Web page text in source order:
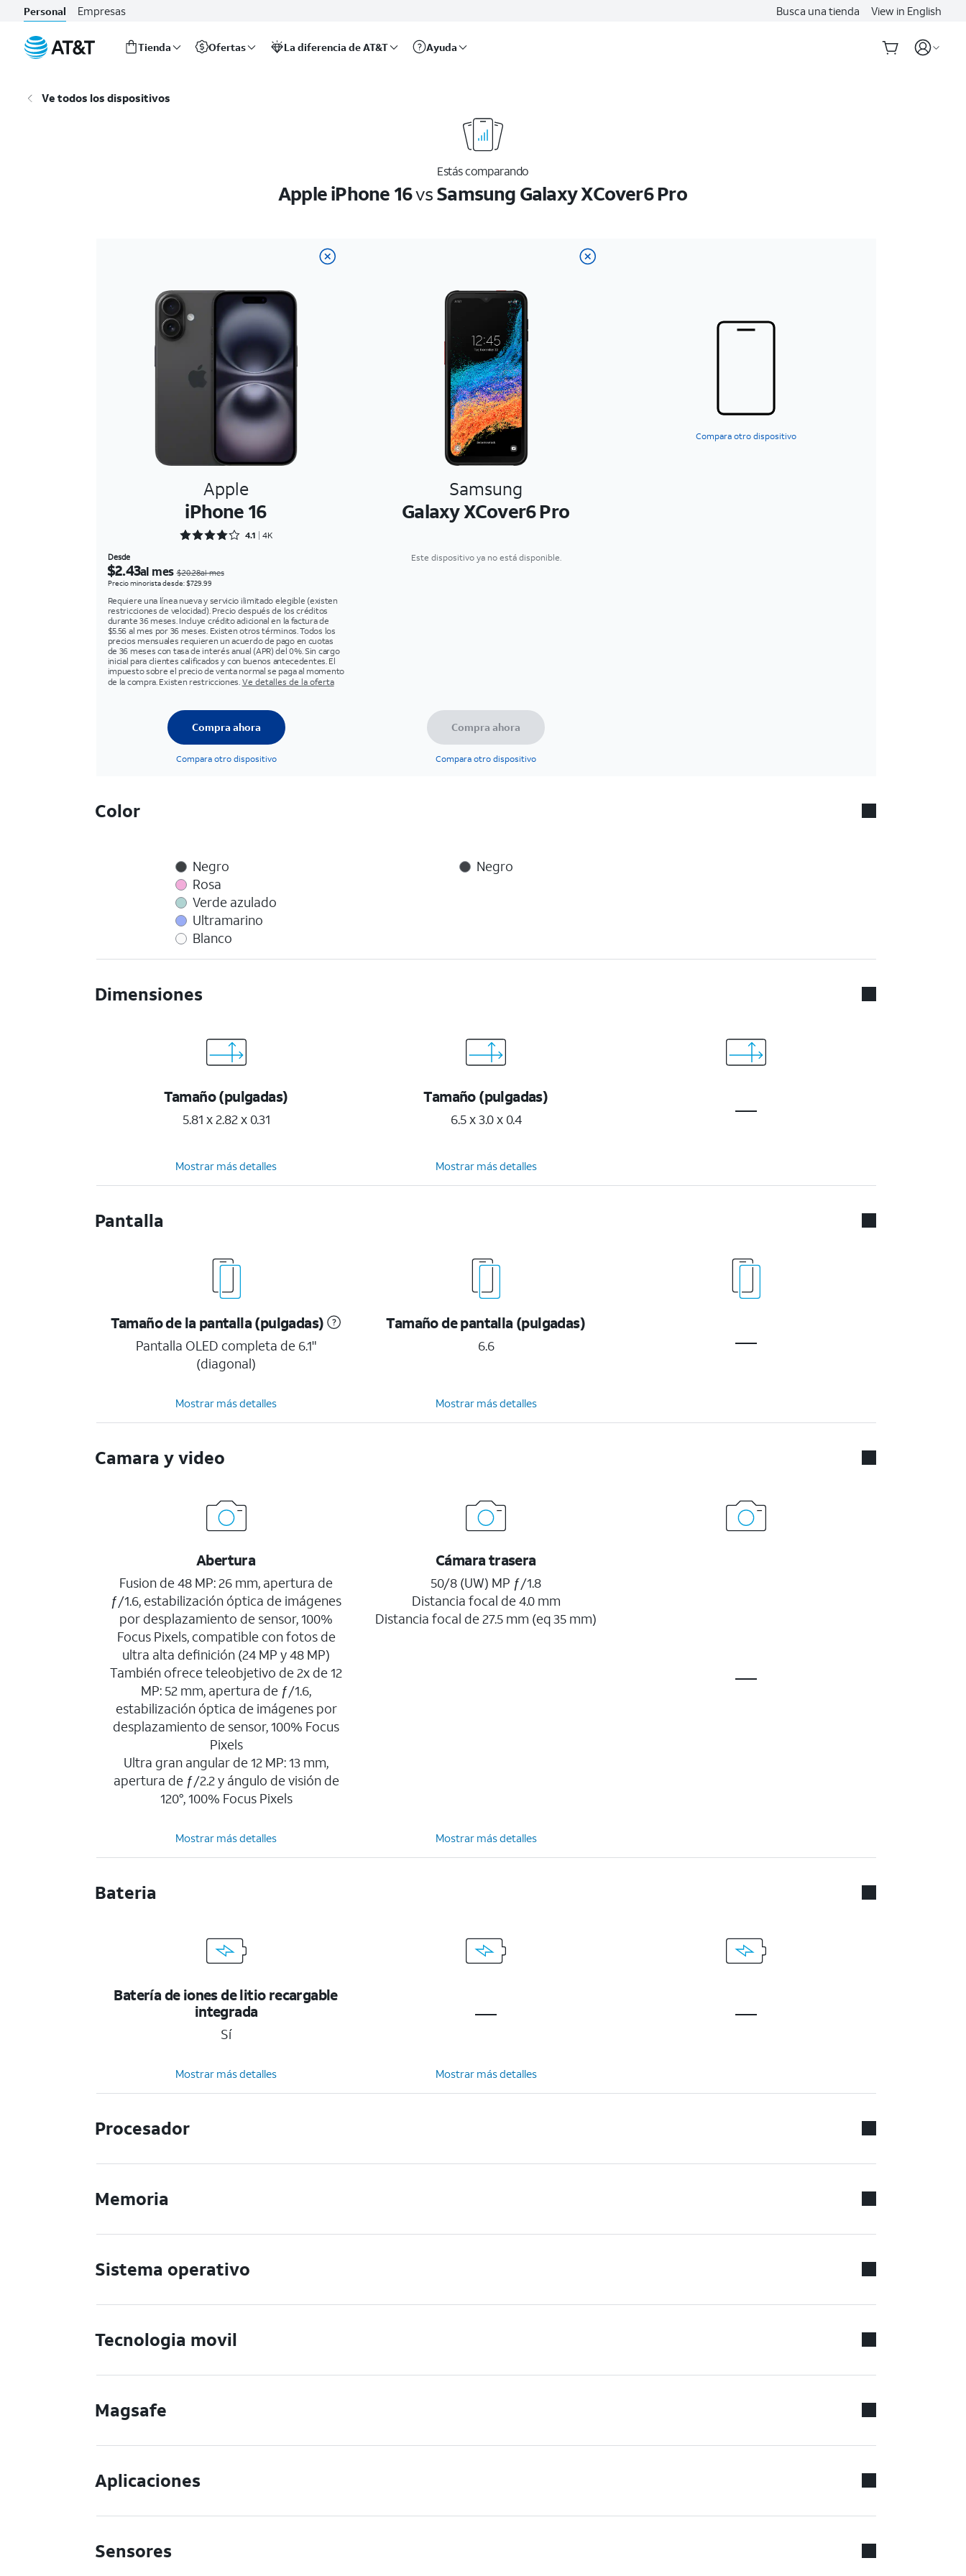
Personal Empresas Busca una tienda View in English
Tienda Ofertas La diferencia de AT&T Ayuda
Ve todos los dispositivos
Estás comparando
Apple iPhone 16vsSamsung Galaxy XCover6 Pro
Compara otro dispositivo
Apple
iPhone 16
Samsung
Galaxy XCover6 Pro
Rated 4.1642 out of 5
4.1 4K
Desde
$2.43al mes$20.28al mes
Precio minorista desde: $729.99
Requiere una línea nueva y servicio ilimitado elegible (existen
restricciones de velocidad). Precio después de los créditos
durante 36 meses. Incluye crédito adicional en la factura de
$5.56 al mes por 36 meses. Existen otros términos. Todos los
precios mensuales requieren un acuerdo de pago en cuotas
de 36 meses con tasa de interés anual (APR) del 0%. Sin cargo
inicial para clientes calificados y con buenos antecedentes. El
impuesto sobre el precio de venta normal se paga al momento
de la compra. Existen restricciones. Ve detalles de la oferta
Este dispositivo ya no está disponible.
Compra ahora
Compara otro dispositivo
Compra ahora
Compara otro dispositivo
Color
Negro
Rosa
Verde azulado
Ultramarino
Blanco
Negro
Dimensiones
Tamaño (pulgadas)
5.81 x 2.82 x 0.31
Tamaño (pulgadas)
6.5 x 3.0 x 0.4
Mostrar más detalles Mostrar más detalles
Pantalla
Tamaño de la pantalla (pulgadas)
Pantalla OLED completa de 6.1"
(diagonal)
Tamaño de pantalla (pulgadas)
6.6
Mostrar más detalles Mostrar más detalles
Camara y video
Abertura
Fusion de 48 MP: 26 mm, apertura de
ƒ/1.6, estabilización óptica de imágenes
por desplazamiento de sensor, 100%
Focus Pixels, compatible con fotos de
ultra alta definición (24 MP y 48 MP)
También ofrece teleobjetivo de 2x de 12
MP: 52 mm, apertura de ƒ/1.6,
estabilización óptica de imágenes por
desplazamiento de sensor, 100% Focus
Pixels
Ultra gran angular de 12 MP: 13 mm,
apertura de ƒ/2.2 y ángulo de visión de
120°, 100% Focus Pixels
Cámara trasera
50/8 (UW) MP ƒ/1.8
Distancia focal de 4.0 mm
Distancia focal de 27.5 mm (eq 35 mm)
Mostrar más detalles Mostrar más detalles
Bateria
Batería de iones de litio recargable
integrada
Sí
Mostrar más detalles Mostrar más detalles
Procesador
Memoria
Sistema operativo
Tecnologia movil
Magsafe
Aplicaciones
Sensores